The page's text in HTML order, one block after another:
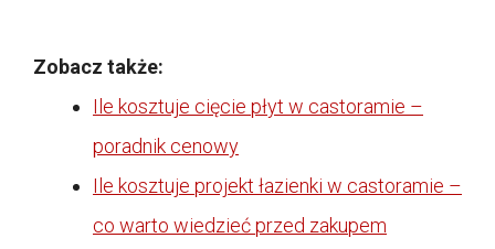
Zobacz także:
Ile kosztuje cięcie płyt w castoramie –
poradnik cenowy
Ile kosztuje projekt łazienki w castoramie –
co warto wiedzieć przed zakupem